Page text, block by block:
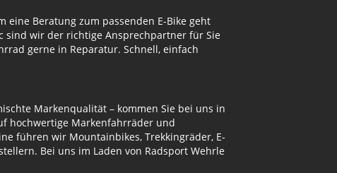
eine Beratung zum passenden E-Bike geht
sind wir der richtige Ansprechpartner für Sie
gerne in Reparatur. Schnell, einfach
Markenqualität – kommen Sie bei uns in
hochwertige Markenfahrräder und
führen wir Mountainbikes, Trekkingräder, E-
Bei uns im Laden von Radsport Wehrle